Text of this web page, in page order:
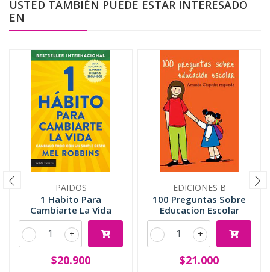
USTED TAMBIÉN PUEDE ESTAR INTERESADO
EN
PAIDOS
1 Habito Para
Cambiarte La Vida
+
-
$20.900
EDICIONES B
100 Preguntas Sobre
Educacion Escolar
+
-
$21.000